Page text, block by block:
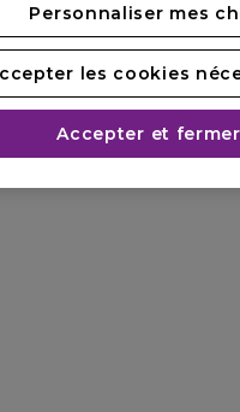
Personnaliser mes
les cookies
Accepter et fermer